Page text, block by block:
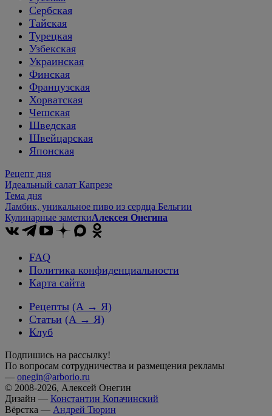
Сербская
Тайская
Турецкая
Узбекская
Украинская
Финская
Французская
Хорватская
Чешская
Шведская
Швейцарская
Японская
Рецепт дня
Идеальный салат Капрезе
Тема дня
Ламбик, уникальное пиво из сердца Бельгии
Кулинарные заметкиАлексея Онегина
FAQ
Политика конфиденциальности
Карта сайта
Рецепты (А → Я)
Статьи (А → Я)
Клуб
Подпишись на рассылку!
По вопросам сотрудничества и размещения рекламы
— onegin@arborio.ru
© 2008-2026, Алексей Онегин
Дизайн — Константин Копачинский
Вёрстка — Андрей Тюрин